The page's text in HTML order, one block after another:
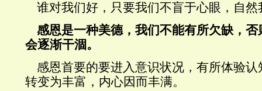
谁对我们好，只要我们不盲于心眼，自
感恩是一种美德，我们不能有所欠缺，
会逐渐干涸。
感恩首要的要进入意识状况，有所体验
转变为丰富，内心因而丰满。